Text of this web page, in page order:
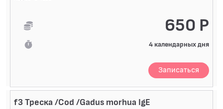
650 Р
4 календарных дня
Записаться
f3 Треска /Cod /Gadus morhua IgE